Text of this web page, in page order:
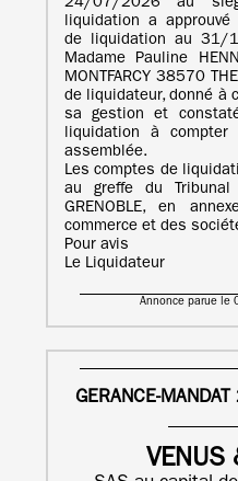
24/07/2026 au
liquidation a
de liquidation au 31/
Madame Pauline
MONTFARCY 38570
de liquidateur, donné à
sa gestion et
liquidation à
assemblée.
Les comptes de
au greffe du
GRENOBLE, en
commerce et des
Pour avis
Le Liquidateur
Annonce parue le
GERANCE-
VENUS